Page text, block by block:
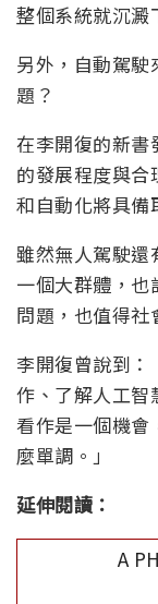
整個系統就沉澱
另外，自動駕駛
題？
在李開復的新書
的發展程度與合
和自動化將具備
雖然無人駕駛還
一個大群體，也
問題，也值得社
李開復曾說到
作、了解人工智
看作是一個機會
麼單調。」
延伸閱讀：
A